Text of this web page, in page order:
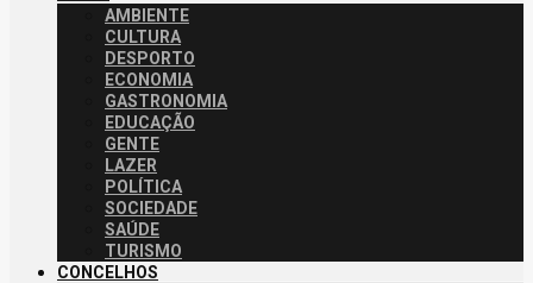
AMBIENTE
CULTURA
DESPORTO
ECONOMIA
GASTRONOMIA
EDUCAÇÃO
GENTE
LAZER
POLÍTICA
SOCIEDADE
SAÚDE
TURISMO
CONCELHOS